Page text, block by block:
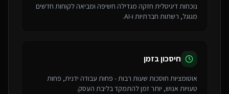
נוכחות דיגיטלית חזקה מגדילה חשיפה ומביאה לקוחות חדשים
מגוגל, רשתות חברתיות ו-AI.
חיסכון בזמן
אוטומציות חוסכות שעות רבות - פחות עבודה ידנית, פחות
טעויות אנוש, יותר זמן להתמקד בליבת העסק.